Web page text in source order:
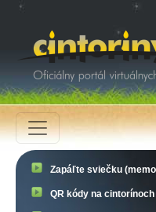
Zapáľte sviečku
QR kódy na cintorínoch